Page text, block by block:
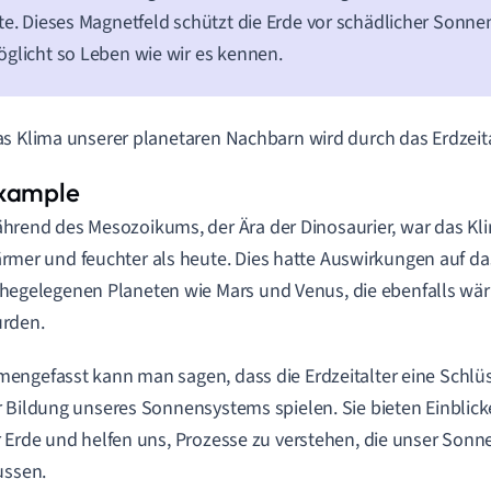
Dieses Magnetfeld schützt die Erde vor schädlicher
so Leben wie wir es kennen.
Klima unserer planetaren Nachbarn wird durch das
des Mesozoikums, der Ära der Dinosaurier, war das
und feuchter als heute. Dies hatte Auswirkungen auf
Planeten wie Mars und Venus, die ebenfalls
kann man sagen, dass die Erdzeitalter eine
unseres Sonnensystems spielen. Sie bieten
und helfen uns, Prozesse zu verstehen, die unser